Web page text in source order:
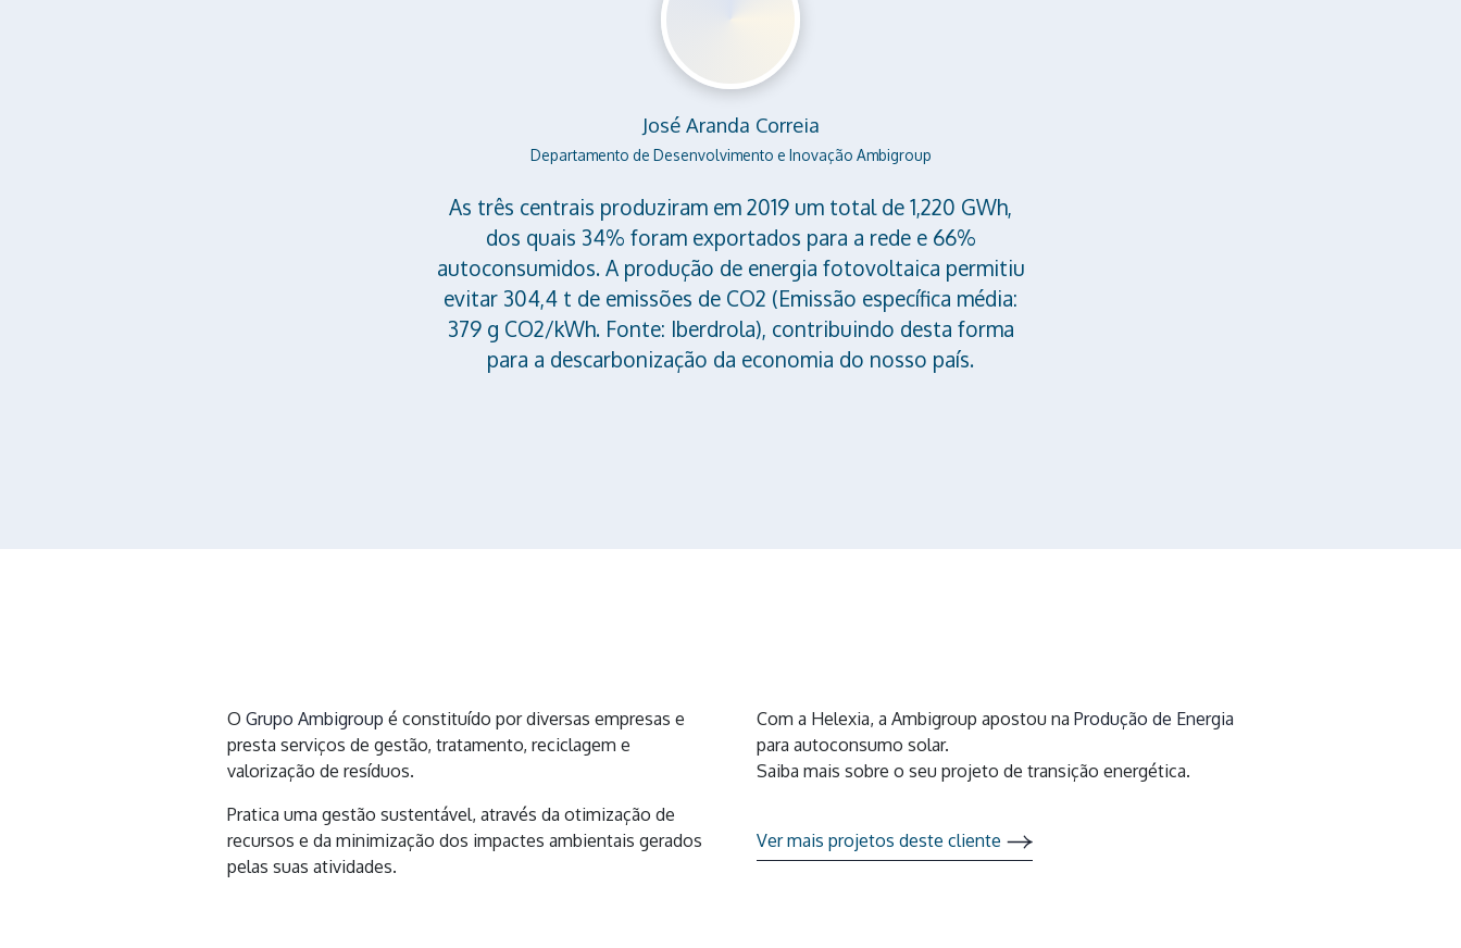
José Aranda Correia
Departamento de Desenvolvimento e Inovação Ambigroup
As três centrais produziram em 2019 um total de 1,220 GWh,
dos quais 34% foram exportados para a rede e 66%
autoconsumidos. A produção de energia fotovoltaica permitiu
evitar 304,4 t de emissões de CO2 (Emissão específica média:
379 g CO2/kWh. Fonte: Iberdrola), contribuindo desta forma
para a descarbonização da economia do nosso país.
O Grupo Ambigroup é constituído por diversas empresas e
presta serviços de gestão, tratamento, reciclagem e
valorização de resíduos.
Pratica uma gestão sustentável, através da otimização de
recursos e da minimização dos impactes ambientais gerados
pelas suas atividades.
Com a Helexia, a Ambigroup apostou na Produção de Energia
para autoconsumo solar.
Saiba mais sobre o seu projeto de transição energética.
Ver mais projetos deste cliente